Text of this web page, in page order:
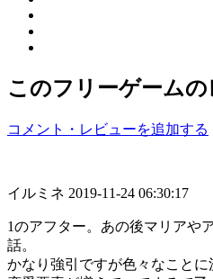
このフリーゲーム
コメント・レビューを追加する
イルミネ 2019-11-24 06:30:17
1のアフター。あの後マリアや
話。
かなり強引ですが色々なことに